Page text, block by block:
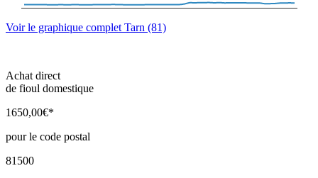
Voir le graphique complet Tarn (81)
Achat direct
de fioul domestique
1650,00€*
pour le code postal
81500